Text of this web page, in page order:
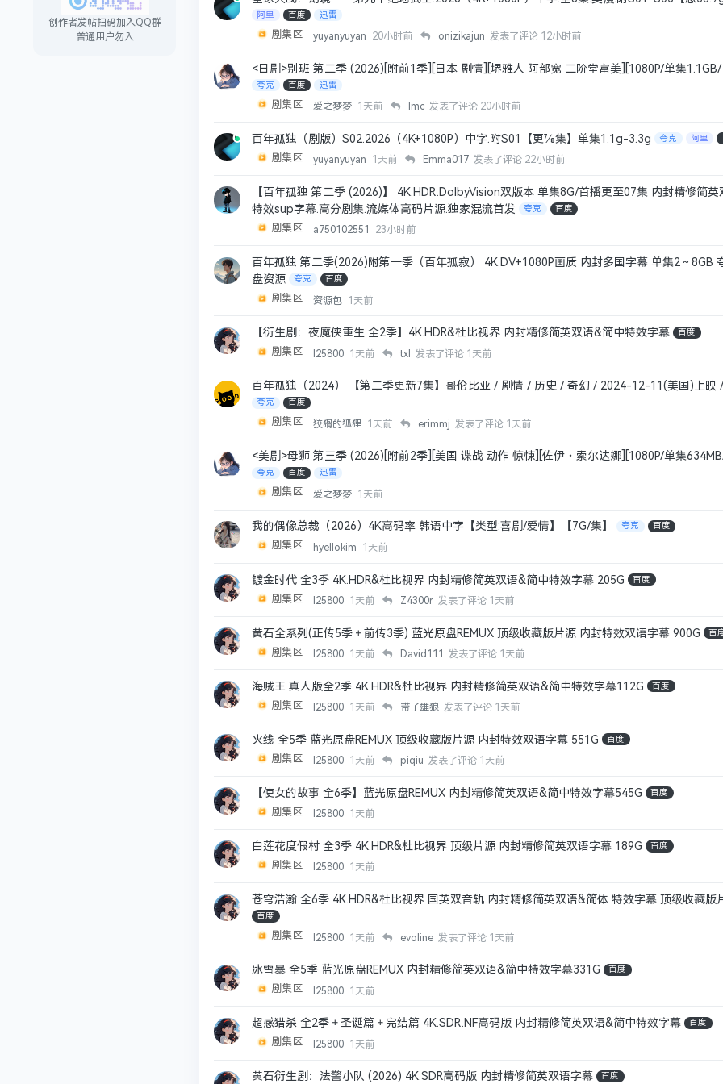
创作者发帖扫码加入QQ群
普通用户勿入
阿里 百度 迅雷
剧集区 yuyanyuyan 20小时前 onizikajun 发表了评论 12小时前
<日剧>别班 第二季 (2026)[附前1季][日本 剧情][堺雅人 阿部宽 二阶堂富美][1080P/单集
夸克 百度 迅雷
剧集区 爱之梦梦 1天前 lmc 发表了评论 20小时前
百年孤独（剧版）S02.2026（4K+1080P）中字.附S01【更7⁄8集】单集1.1g-3.3g 夸克 阿里
剧集区 yuyanyuyan 1天前 Emma017 发表了评论 22小时前
【百年孤独 第二季 (2026)】 4K.HDR.DolbyVision双版本 单集8G/首播更至07集 内封精修简英
特效sup字幕.高分剧集.流媒体高码片源.独家混流首发
夸克 百度
剧集区 a750102551 23小时前
百年孤独 第二季(2026)附第一季（百年孤寂） 4K.DV+1080P画质 内封多国字幕 单集2～8GB
盘资源
夸克 百度
剧集区 资源包 1天前
【衍生剧：夜魔侠重生 全2季】4K.HDR&杜比视界 内封精修简英双语&简中特效字幕 百度
剧集区 l25800 1天前 txl 发表了评论 1天前
百年孤独（2024） 【第二季更新7集】哥伦比亚 / 剧情 / 历史 / 奇幻 / 2024-12-11(美国)上映
夸克 百度
剧集区 狡猾的狐狸 1天前 erimmj 发表了评论 1天前
<美剧>母狮 第三季 (2026)[附前2季][美国 谍战 动作 惊悚][佐伊・索尔达娜][1080P/单集
夸克 百度 迅雷
剧集区 爱之梦梦 1天前
我的偶像总裁（2026）4K高码率 韩语中字【类型:喜剧/爱情】【7G/集】 夸克 百度
剧集区 hyellokim 1天前
镀金时代 全3季 4K.HDR&杜比视界 内封精修简英双语&简中特效字幕 205G 百度
剧集区 l25800 1天前 Z4300r 发表了评论 1天前
黄石全系列(正传5季＋前传3季) 蓝光原盘REMUX 顶级收藏版片源 内封特效双语字幕 900G 百
剧集区 l25800 1天前 David111 发表了评论 1天前
海贼王 真人版全2季 4K.HDR&杜比视界 内封精修简英双语&简中特效字幕112G 百度
剧集区 l25800 1天前 带子雄狼 发表了评论 1天前
火线 全5季 蓝光原盘REMUX 顶级收藏版片源 内封特效双语字幕 551G 百度
剧集区 l25800 1天前 piqiu 发表了评论 1天前
【使女的故事 全6季】蓝光原盘REMUX 内封精修简英双语&简中特效字幕545G 百度
剧集区 l25800 1天前
白莲花度假村 全3季 4K.HDR&杜比视界 顶级片源 内封精修简英双语字幕 189G 百度
剧集区 l25800 1天前
苍穹浩瀚 全6季 4K.HDR&杜比视界 国英双音轨 内封精修简英双语&简体 特效字幕 顶级收藏版
百度
剧集区 l25800 1天前 evoline 发表了评论 1天前
冰雪暴 全5季 蓝光原盘REMUX 内封精修简英双语&简中特效字幕331G 百度
剧集区 l25800 1天前
超感猎杀 全2季＋圣诞篇＋完结篇 4K.SDR.NF高码版 内封精修简英双语&简中特效字幕 百度
剧集区 l25800 1天前
黄石衍生剧：法警小队 (2026) 4K.SDR高码版 内封精修简英双语字幕 百度